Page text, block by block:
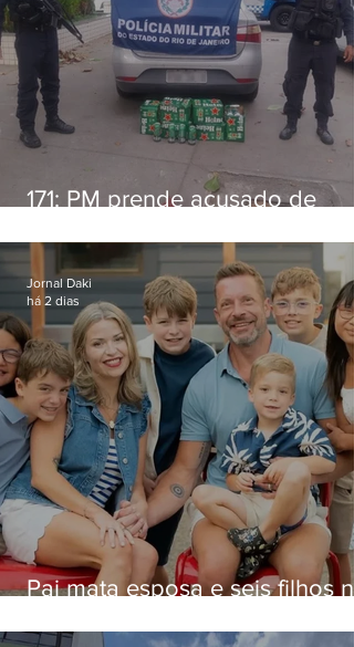
171: PM prende acusado de
Niterói
Pai mata esposa e seis filhos
Jornal Daki
há 2 dias